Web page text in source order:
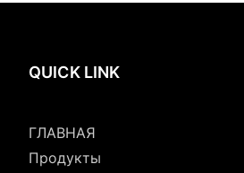
QUICK LINK
ГЛАВНАЯ
Продукты